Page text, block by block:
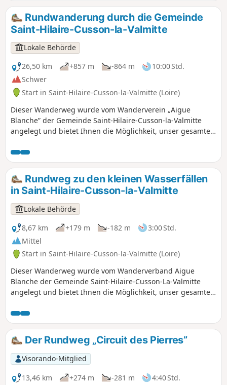
Artenvielfalt.
Rundwanderung durch die Gemeinde
Saint-Hilaire-Cusson-la-Valmitte
Lokale Behörde
26,50 km
+857 m -864 m
10:00 Std.
Schwer
Start in Saint-Hilaire-Cusson-la-Valmitte (Loire)
Dieser Wanderweg wurde vom Wanderverein „Aigue
Blanche” der Gemeinde Saint-Hilaire-Cusson-la-Valmitte
angelegt und bietet Ihnen die Möglichkeit, unser gesamtes
Flüssen, Wäldern, Weilern und alten Steinen die
Naturschätze unserer Region und tauchen Sie ein in die
Artenvielfalt.
Rundweg zu den kleinen Wasserfällen
in Saint-Hilaire-Cusson-la-Valmitte
Lokale Behörde
8,67 km
+179 m -182 m
3:00 Std.
Mittel
Start in Saint-Hilaire-Cusson-la-Valmitte (Loire)
Dieser Wanderweg wurde vom Wanderverband Aigue
Blanche der Gemeinde Saint-Hilaire-Cusson-La-Valmitte
angelegt und bietet Ihnen die Möglichkeit, unser gesamtes
Flüssen, Wäldern, Weilern und alten Steinen die
Naturschätze unserer Region und tauchen Sie ein in die
Artenvielfalt.
Der Rundweg „Circuit des Pierres”
Visorando-Mitglied
13,46 km
+274 m -281 m
4:40 Std.